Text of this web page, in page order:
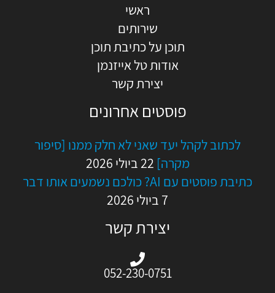
ראשי
שירותים
תוכן על כתיבת תוכן
אודות טל אייזנמן
יצירת קשר
פוסטים אחרונים
לכתוב לקהל יעד שאני לא חלק ממנו [סיפור
מקרה] 22 ביולי 2026
כתיבת פוסטים עם AI? כולכם נשמעים אותו דבר
7 ביולי 2026
יצירת קשר
052-230-0751